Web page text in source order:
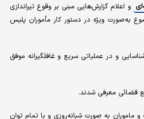
و اعلام گزارش‌هایی مبنی بر وقوع تیراندازی
به‌صورت ویژه در دستور کار مأموران پلیس
و در عملیاتی سریع و غافلگیرانه موفق
قضائی معرفی شدند.
ماموران به صورت شبانه‌روزی و با تمام توان